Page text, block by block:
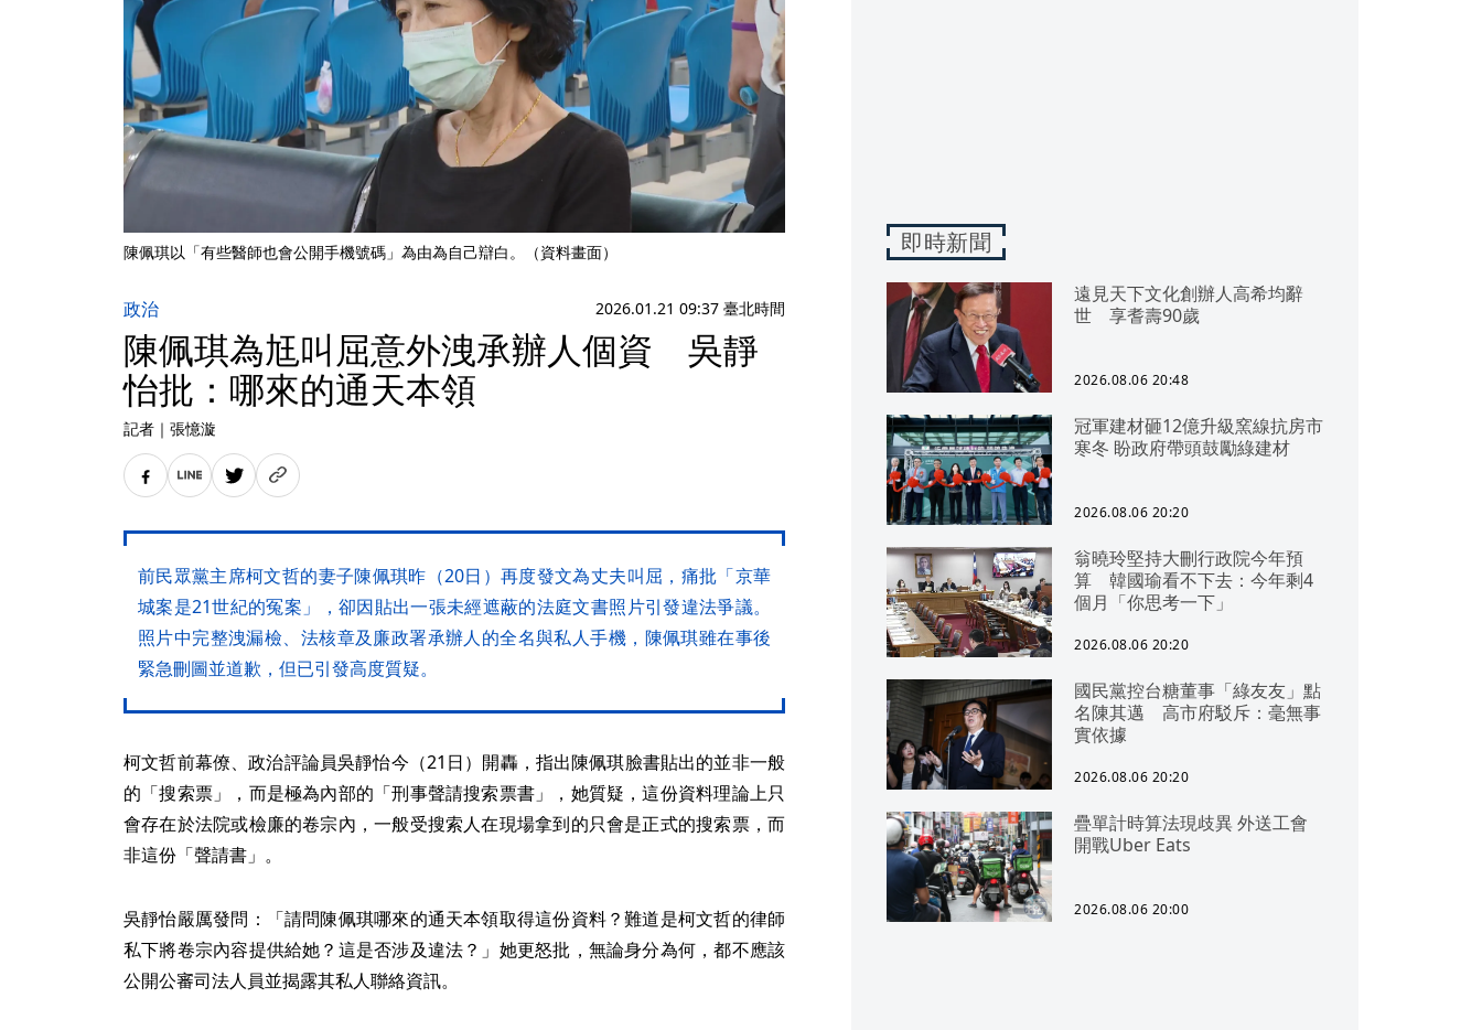
陳佩琪以「有些醫師也會公開手機號碼」為由為自己辯白。（資料畫面）
政治 2026.01.21 09:37 臺北時間
陳佩琪為尪叫屈意外洩承辦人個資 吳靜
怡批：哪來的通天本領
記者 ｜ 張憶漩
前民眾黨主席柯文哲的妻子陳佩琪昨（20日）再度發文為丈夫叫屈，痛批「京華
城案是21世紀的冤案」，卻因貼出一張未經遮蔽的法庭文書照片引發違法爭議。
照片中完整洩漏檢、法核章及廉政署承辦人的全名與私人手機，陳佩琪雖在事後
緊急刪圖並道歉，但已引發高度質疑。
柯文哲前幕僚、政治評論員吳靜怡今（21日）開轟，指出陳佩琪臉書貼出的並非一般
的「搜索票」，而是極為內部的「刑事聲請搜索票書」，她質疑，這份資料理論上只
會存在於法院或檢廉的卷宗內，一般受搜索人在現場拿到的只會是正式的搜索票，而
非這份「聲請書」。
吳靜怡嚴厲發問：「請問陳佩琪哪來的通天本領取得這份資料？難道是柯文哲的律師
私下將卷宗內容提供給她？這是否涉及違法？」她更怒批，無論身分為何，都不應該
公開公審司法人員並揭露其私人聯絡資訊。
即時新聞
遠見天下文化創辦人高希均辭
世 享耆壽90歲
2026.08.06 20:48
冠軍建材砸12億升級窯線抗房市
寒冬 盼政府帶頭鼓勵綠建材
2026.08.06 20:20
翁曉玲堅持大刪行政院今年預
算 韓國瑜看不下去：今年剩4
個月「你思考一下」
2026.08.06 20:20
國民黨控台糖董事「綠友友」點
名陳其邁 高市府駁斥：毫無事
實依據
2026.08.06 20:20
疊單計時算法現歧異 外送工會
開戰Uber Eats
2026.08.06 20:00